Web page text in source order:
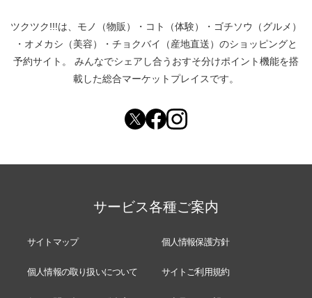
ツクツク!!!は、 モノ（物販） ・ コト（体験） ・ ゴチソウ（グルメ）
・ オメカシ（美容） ・ チョクバイ（産地直送） のショッピングと
予約サイト。
みんなでシェアし合う おすそ分けポイント機能を搭
載した総合マーケットプレイスです。
サービス各種ご案内
サイトマップ 個人情報保護方針
個人情報の取り扱いについて サイトご利用規約